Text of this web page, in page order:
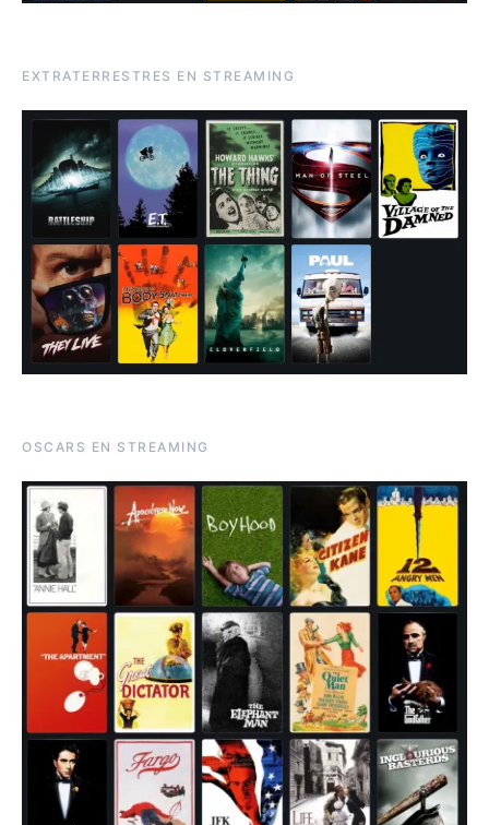
EXTRATERRESTRES EN STREAMING
OSCARS EN STREAMING